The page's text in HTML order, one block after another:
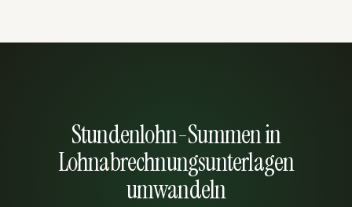
Stundenlohn-Summen in
Lohnabrechnungsunterlagen
umwandeln